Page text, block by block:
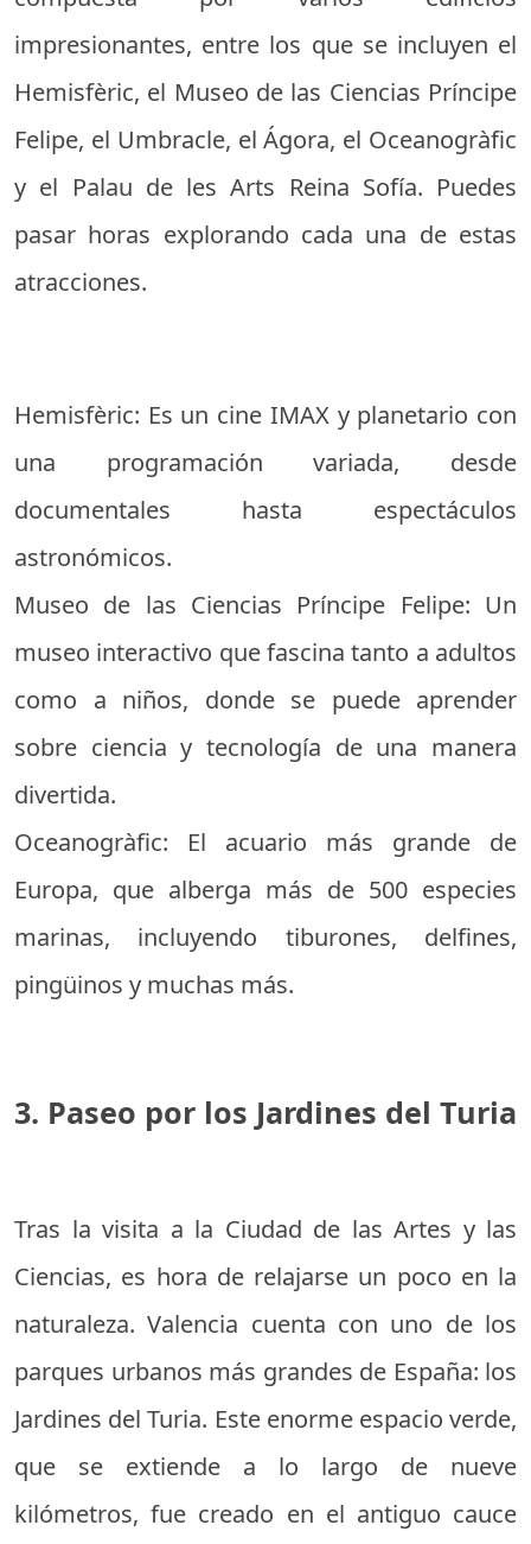
impresionantes, entre los que se incluyen el
Hemisfèric, el Museo de las Ciencias Príncipe
Felipe, el Umbracle, el Ágora, el Oceanogràfic
y el Palau de les Arts Reina Sofía. Puedes
pasar horas explorando cada una de estas
atracciones.
Hemisfèric: Es un cine IMAX y planetario con
una programación variada, desde
documentales hasta espectáculos
astronómicos.
Museo de las Ciencias Príncipe Felipe: Un
museo interactivo que fascina tanto a adultos
como a niños, donde se puede aprender
sobre ciencia y tecnología de una manera
divertida.
Oceanogràfic: El acuario más grande de
Europa, que alberga más de 500 especies
marinas, incluyendo tiburones, delfines,
pingüinos y muchas más.
3. Paseo por los Jardines del Turia
Tras la visita a la Ciudad de las Artes y las
Ciencias, es hora de relajarse un poco en la
naturaleza. Valencia cuenta con uno de los
parques urbanos más grandes de España: los
Jardines del Turia. Este enorme espacio verde,
que se extiende a lo largo de nueve
kilómetros, fue creado en el antiguo cauce